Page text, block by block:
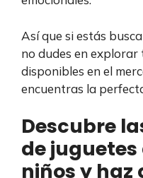
Así que si estás
no dudes en explorar
disponibles en el
encuentras la
Descubre
de
niños y haz